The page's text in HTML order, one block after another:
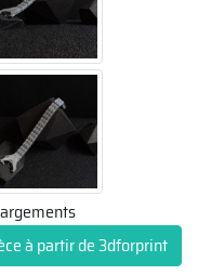
à partir de 3dforprint